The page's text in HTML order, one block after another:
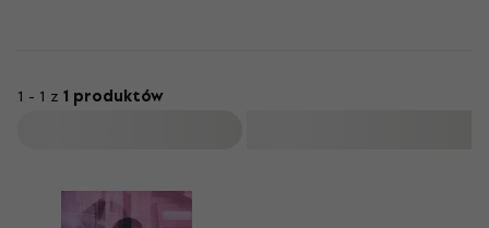
1 - 1 z 1 produktów